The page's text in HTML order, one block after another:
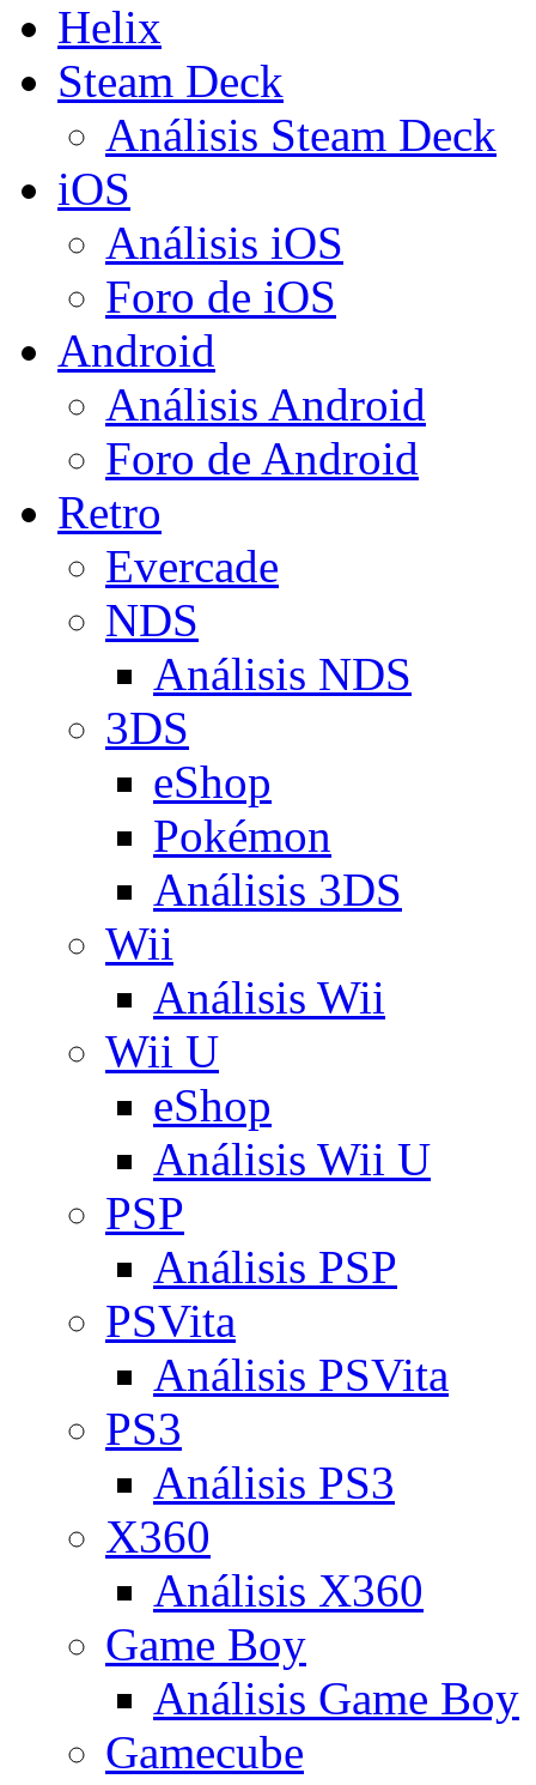
Helix
Steam Deck
Análisis Steam Deck
iOS
Análisis iOS
Foro de iOS
Android
Análisis Android
Foro de Android
Retro
Evercade
NDS
Análisis NDS
3DS
eShop
Pokémon
Análisis 3DS
Wii
Análisis Wii
Wii U
eShop
Análisis Wii U
PSP
Análisis PSP
PSVita
Análisis PSVita
PS3
Análisis PS3
X360
Análisis X360
Game Boy
Análisis Game Boy
Gamecube